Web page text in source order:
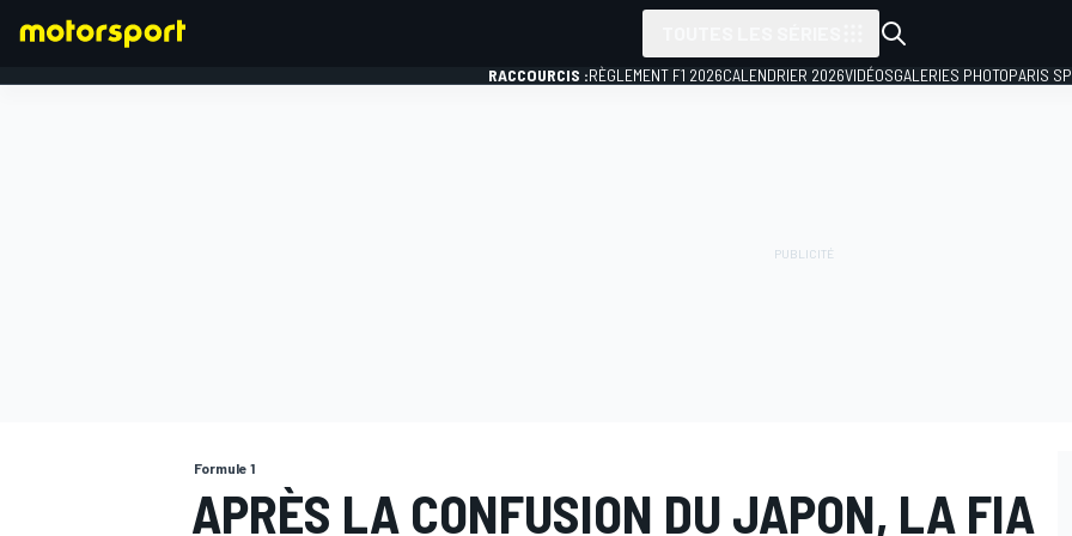
RACCOURCIS :RÈGLEMENT F1 2026CALENDRIER 2026VIDÉOSGALERIES PHOTOPARIS
Formule 1
APRÈS LA CONFUSION DU JAPON, LA FIA